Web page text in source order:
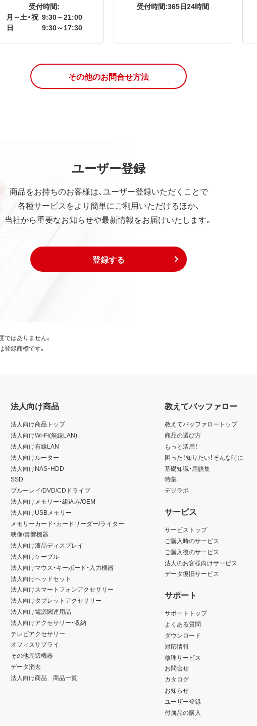
受付時間:
月～土・祝 9:30～21:00
日
9:30～17:30
受付時間:365日24時間
その他のお問合せ方法
ユーザー登録
商品をお持ちのお客様は、ユーザー登録いただくことで
各種サービスをより簡単にご利用いただけるほか、
当社から重要なお知らせや最新情報をお届けいたします。
登録する
はありません。
録商標です。
法人向け商品
法人向け商品トップ
法人向けWi-Fi(無線LAN)
法人向け有線LAN
法人向けルーター
法人向けNAS・HDD
SSD
ブルーレイ/DVD/CDドライブ
法人向けメモリー・組込み/OEM
法人向けUSBメモリー
メモリーカード・カードリーダー/ライター
映像/音響機器
法人向け液晶ディスプレイ
法人向けケーブル
法人向けマウス・キーボード・入力機器
法人向けヘッドセット
法人向けスマートフォンアクセサリー
法人向けタブレットアクセサリー
法人向け電源関連用品
法人向けアクセサリー・収納
テレビアクセサリー
オフィスサプライ
その他周辺機器
データ消去
法人向け商品 商品一覧
教えてバッファロー
教えてバッファロートップ
商品の選び方
もっと活用！
困った！知りたい！そんな時に
基礎知識・用語集
特集
デジラボ
サービス
サービストップ
ご購入時のサービス
ご購入後のサービス
法人のお客様向けサービス
データ復旧サービス
サポート
サポートトップ
よくある質問
ダウンロード
対応情報
修理サービス
お問合せ
カタログ
お知らせ
ユーザー登録
付属品の購入